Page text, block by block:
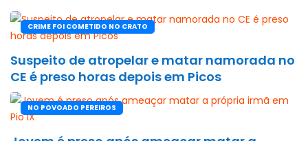
CRIME FOI COMETIDO NO CRATO
Suspeito de atropelar e matar namorada no
CE é preso horas depois em Picos
NO POVOADO PEREIROS